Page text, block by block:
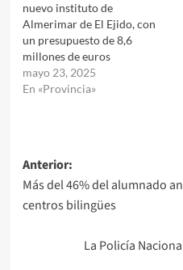
nuevo instituto de
Almerimar de El Ejido, con
un presupuesto de 8,6
millones de euros
mayo 23, 2025
En «Provincia»
Navegación
de
entradas
Anterior:
Más del 46% del alumnado
centros bilingües
La Policía